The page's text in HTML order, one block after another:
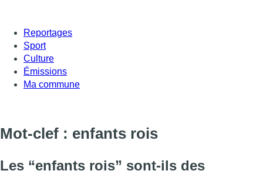
Reportages
Sport
Culture
Émissions
Ma commune
Mot-clef : enfants rois
Les “enfants rois” sont-ils des